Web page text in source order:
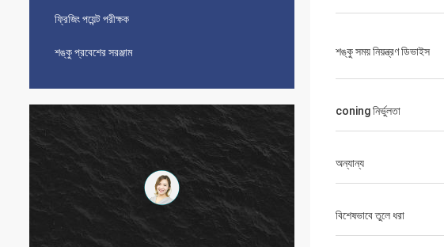
ফ্রিজিং পয়েন্ট পরীক্ষক
শঙ্কু প্রবেশের সরঞ্জাম শঙ্কু সময় নিয়ন্ত্রণ ডিভাইস
coning নির্ভুলতা
অন্যান্য
বিশেষভাবে তুলে ধরা